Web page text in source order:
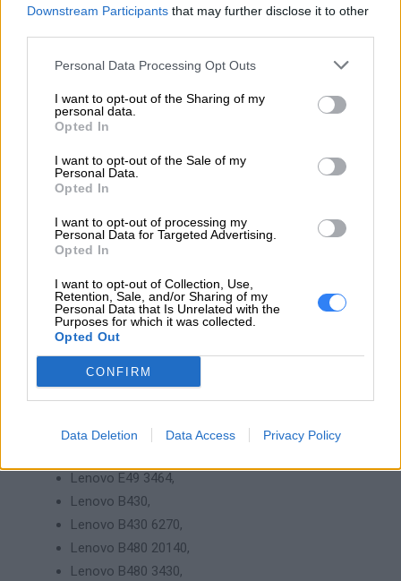
Downstream Participants that may further disclose it to other
Personal Data Processing Opt Outs
I want to opt-out of the Sharing of my
personal data.
Opted In
I want to opt-out of the Sale of my
Personal Data.
Opted In
I want to opt-out of processing my
Personal Data for Targeted Advertising.
Opted In
I want to opt-out of Collection, Use,
Retention, Sale, and/or Sharing of my
Personal Data that Is Unrelated with the
Purposes for which it was collected.
Opted Out
CONFIRM
Data Deletion Data Access Privacy Policy
Lenovo G710 20252,
Lenovo M490 20203,
Lenovo M490 23768,
Lenovo M495 20204,
Lenovo M495 3770,
Lenovo M5400 20281,
Lenovo V480 20143,
Lenovo V480 4761,
Lenovo V480c 20159,
Lenovo V480c 4762,
Lenovo V480s 20167,
Lenovo V480s 24971,
Lenovo B485,
Lenovo B490s,
Lenovo E49 3464,
Lenovo B430,
Lenovo B430 6270,
Lenovo B480 20140,
Lenovo B480 3430,